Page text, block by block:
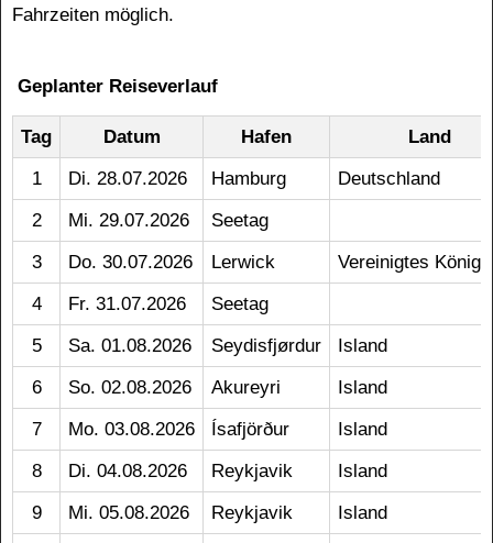
Fahrzeiten möglich.
Geplanter Reiseverlauf
Tag Datum Hafen
Land
1
Di. 28.07.2026 Hamburg
Deutschland
2
Mi. 29.07.2026
Seetag
3
Do. 30.07.2026 Lerwick
Vereinigtes
4
Fr. 31.07.2026
Seetag
5
Sa. 01.08.2026 Seydisfjørdur
Island
6
So. 02.08.2026 Akureyri
Island
7
Mo. 03.08.2026 Ísafjörður
Island
8
Di. 04.08.2026 Reykjavik
Island
9
Mi. 05.08.2026 Reykjavik
Island